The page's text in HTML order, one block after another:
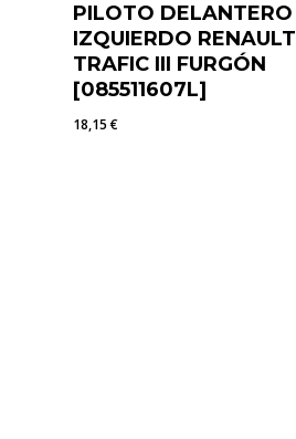
PILOTO DELANTERO
IZQUIERDO RENAULT
TRAFIC III FURGÓN
[085511607L]
18,15€